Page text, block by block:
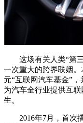
这场有关人类“第三
一次重大的跨界联姻。
元“互联网汽车基金”
为汽车全行业提供互
生。
2016年7月，首次搭